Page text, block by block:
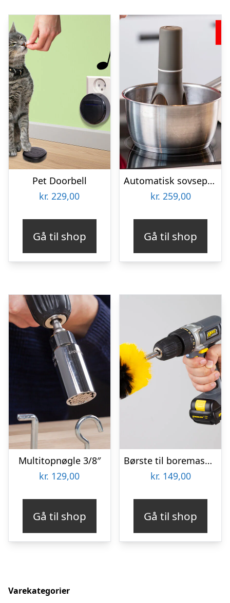
Pet Doorbell
kr. 229,00
Gå til shop
Automatisk sovsepisker – Stirr
kr. 259,00
Gå til shop
Multitopnøgle 3/8″
kr. 129,00
Gå til shop
Børste til boremaskine 3-pak – Wibbri
kr. 149,00
Gå til shop
Varekategorier